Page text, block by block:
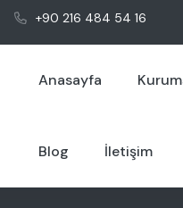
+90 216 484 54 16
Anasayfa
Blog İletişim